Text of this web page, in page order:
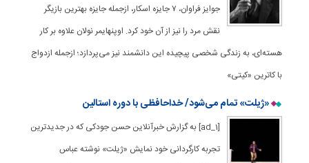
جوایز فراوان، ۷ جایزه اسکار، ازجمله جایزه بهترین بازیگر
نقش مرد را نیز از آن خود کرد. اوپنهایمر نولان علاوه بر کار
هسته‌ای، به زندگی شخصی پیچیده این دانشمند نیز می‌پردازد؛ ازجمله ازدواج
با کاترین «کیتی»
«ژیلت» تمام می‌شود/ خداحافظی با دوره استالین
[ad_1] به گزارش خبرآنلاین حسن جودکی که در جدیدترین
تجربه کارگردانی خود نمایش «ژیلت» نوشته عباس